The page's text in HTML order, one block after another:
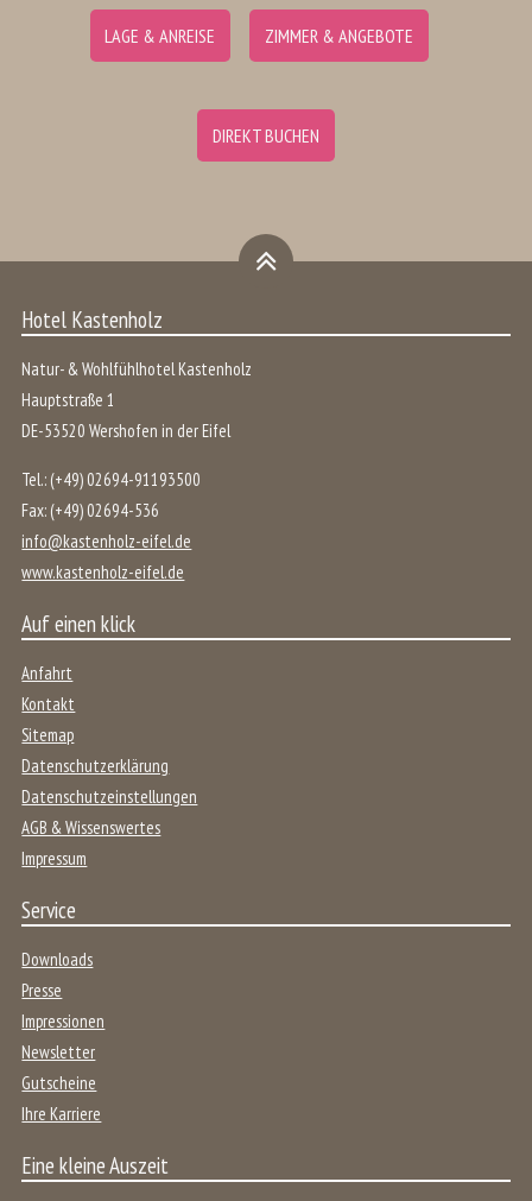
LAGE & ANREISE ZIMMER & ANGEBOTE
DIREKT BUCHEN
Hotel Kastenholz
Natur- & Wohlfühlhotel Kastenholz
Hauptstraße 1
DE-53520 Wershofen in der Eifel
Tel.: (+49) 02694-91193500
Fax: (+49) 02694-536
info@kastenholz-eifel.de
www.kastenholz-eifel.de
Auf einen klick
Anfahrt
Kontakt
Sitemap
Datenschutzerklärung
Datenschutzeinstellungen
AGB & Wissenswertes
Impressum
Service
Downloads
Presse
Impressionen
Newsletter
Gutscheine
Ihre Karriere
Eine kleine Auszeit